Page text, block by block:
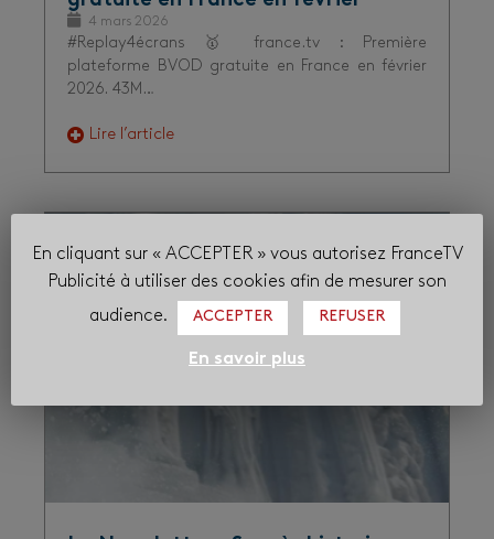
4 mars 2026
#Replay4écrans 🥇 france.tv : Première
plateforme BVOD gratuite en France en février
2026. 43M…
Lire l’article
En cliquant sur « ACCEPTER » vous autorisez FranceTV
Publicité à utiliser des cookies afin de mesurer son
audience.
ACCEPTER REFUSER
En savoir plus